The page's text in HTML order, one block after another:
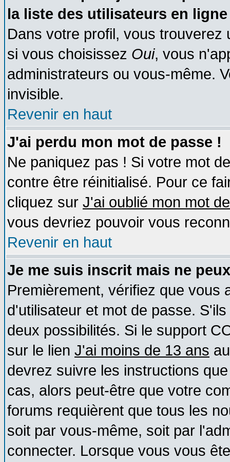
la liste des utilisateurs en
Dans votre profil, vous trouverez
si vous choisissez Oui, vous
administrateurs ou vous-même.
invisible.
Revenir en haut
J'ai perdu mon mot de passe !
Ne paniquez pas ! Si votre mot
contre être réinitialisé. Pour ce
cliquez sur J'ai oublié mon mot
vous devriez pouvoir vous
Revenir en haut
Je me suis inscrit mais ne
Premièrement, vérifiez que vous
d'utilisateur et mot de passe.
deux possibilités. Si le support
sur le lien J'ai moins de 13 ans
devrez suivre les instructions
cas, alors peut-être que votre
forums requièrent que tous les
soit par vous-même, soit par
connecter. Lorsque vous vous